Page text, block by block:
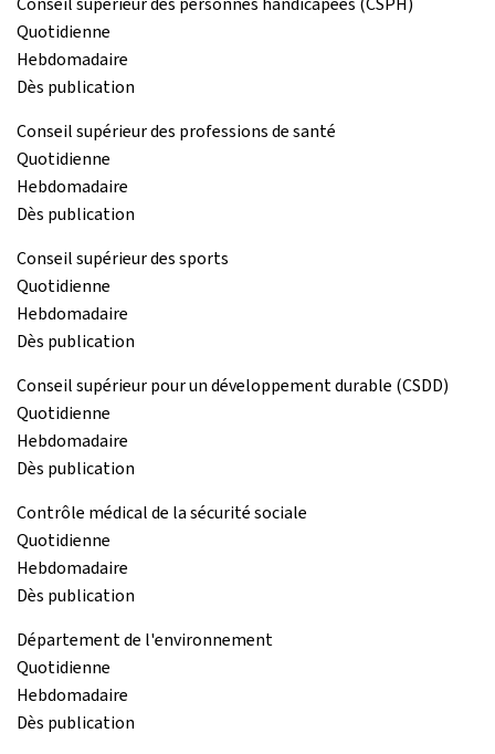
Quotidienne
Hebdomadaire
Dès publication
Conseil supérieur des professions de santé
Quotidienne
Hebdomadaire
Dès publication
Conseil supérieur des sports
Quotidienne
Hebdomadaire
Dès publication
Conseil supérieur pour un développement durable (CSDD)
Quotidienne
Hebdomadaire
Dès publication
Contrôle médical de la sécurité sociale
Quotidienne
Hebdomadaire
Dès publication
Département de l'environnement
Quotidienne
Hebdomadaire
Dès publication